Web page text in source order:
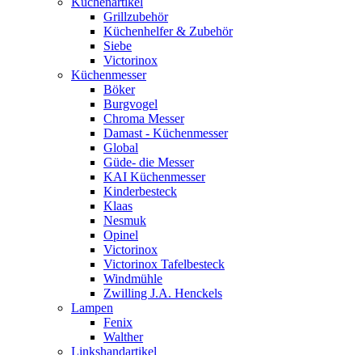
Grillzubehör
Küchenhelfer & Zubehör
Siebe
Victorinox
Küchenmesser
Böker
Burgvogel
Chroma Messer
Damast - Küchenmesser
Global
Güde- die Messer
KAI Küchenmesser
Kinderbesteck
Klaas
Nesmuk
Opinel
Victorinox
Victorinox Tafelbesteck
Windmühle
Zwilling J.A. Henckels
Lampen
Fenix
Walther
Linkshandartikel